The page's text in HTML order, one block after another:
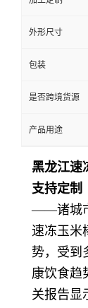
外形尺寸
包装
是否跨境货源
产品用途
黑龙江速
支持定制
——诸城
速冻玉米
势，受到
康饮食趋
关报告显